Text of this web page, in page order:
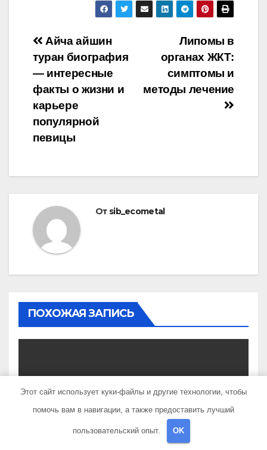
Навигация
по
записям
Липомы в
органах ЖКТ:
симптомы и
методы лечение
Айча айшин
туран биография
— интересные
факты о жизни и
карьере
популярной
певицы
От sib_ecometal
ПОХОЖАЯ ЗАПИСЬ
Татьяна Кравченко —
многосторонняя
талантливая российская
Этот сайт использует куки-файлы и другие технологии, чтобы
помочь вам в навигации, а также предоставить лучший
пользовательский опыт. OK